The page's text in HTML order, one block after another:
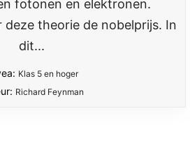
fotonen en elektronen.
theorie de nobelprijs. In
dit...
Klas 5 en hoger
Richard Feynman